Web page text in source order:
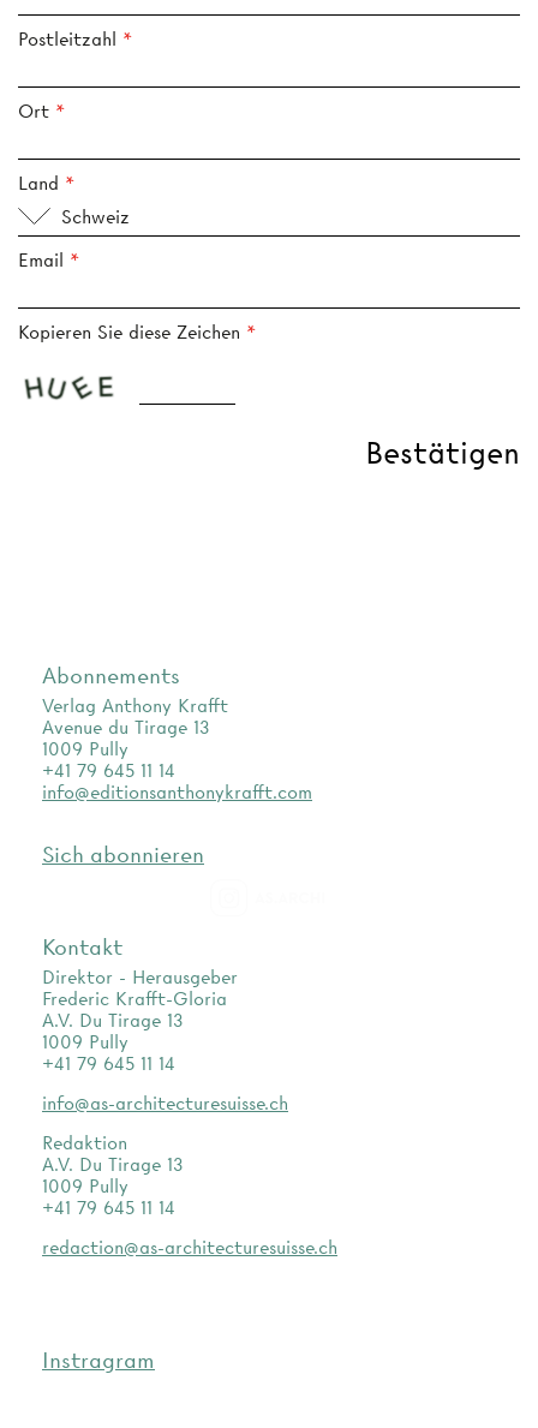
Postleitzahl
Ort
Land
Schweiz
Email
Kopieren Sie diese Zeichen
Abonnements
Verlag Anthony Krafft
Avenue du Tirage 13
1009 Pully
+41 79 645 11 14
info@editionsanthonykrafft.com
Sich abonnieren
Kontakt
Direktor - Herausgeber
Frederic Krafft-Gloria
A.V. Du Tirage 13
1009 Pully
+41 79 645 11 14
info@as-architecturesuisse.ch
Redaktion
A.V. Du Tirage 13
1009 Pully
+41 79 645 11 14
redaction@as-architecturesuisse.ch
Instragram